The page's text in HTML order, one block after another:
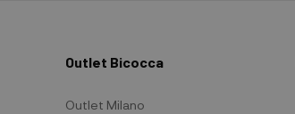
Outlet Bicocca
Outlet Milano